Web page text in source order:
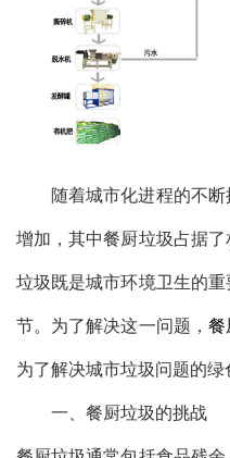
随着城市化进程的不
增加，其中餐厨垃圾占据
垃圾既是城市环境卫生的
节。为了解决这一问题， 餐
为了解决城市垃圾问题的绿
一、餐厨垃圾的挑战